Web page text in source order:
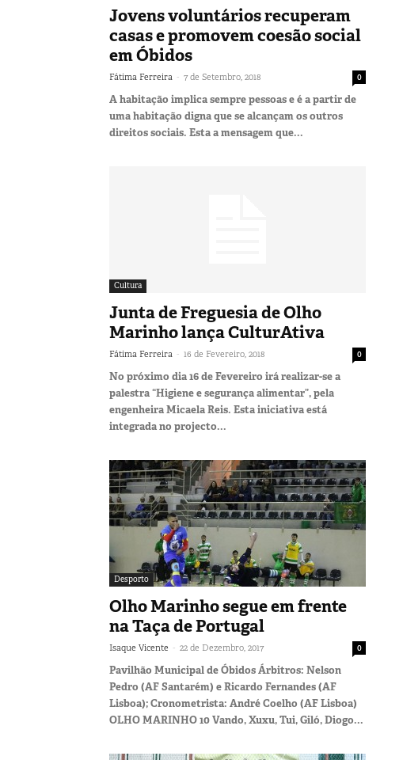
Jovens voluntários recuperam
casas e promovem coesão social
em Óbidos
Fátima Ferreira - 7 de Setembro, 2018 0
A habitação implica sempre pessoas e é a partir de
uma habitação digna que se alcançam os outros
direitos sociais. Esta a mensagem que...
Cultura
Junta de Freguesia de Olho
Marinho lança CulturAtiva
Fátima Ferreira - 16 de Fevereiro, 2018 0
No próximo dia 16 de Fevereiro irá realizar-se a
palestra “Higiene e segurança alimentar”, pela
engenheira Micaela Reis. Esta iniciativa está
integrada no projecto...
Desporto
Olho Marinho segue em frente
na Taça de Portugal
Isaque Vicente - 22 de Dezembro, 2017 0
Pavilhão Municipal de Óbidos Árbitros: Nelson
Pedro (AF Santarém) e Ricardo Fernandes (AF
Lisboa); Cronometrista: André Coelho (AF Lisboa)
OLHO MARINHO 10 Vando, Xuxu, Tui, Giló, Diogo...